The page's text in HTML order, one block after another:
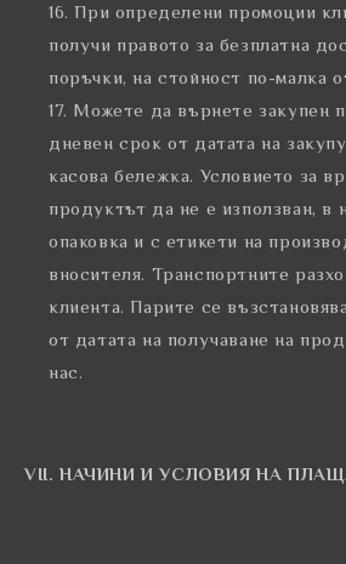
При определени промоции
получи правото за безплатна
поръчки, на стойност по-малка
Можете да върнете закупен
дневен срок от датата на
касова бележка. Условието за
продуктът да не е използван, в
опаковка и с етикети на
вносителя. Транспортните
клиента. Парите се
от датата на получаване на
нас.
VII. НАЧИНИ И УСЛОВИЯ НА